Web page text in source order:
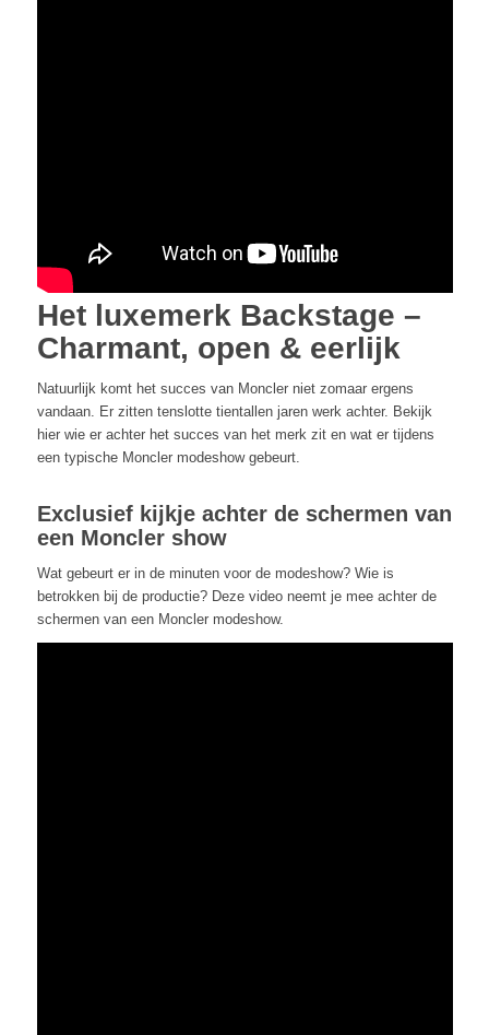
Het luxemerk Backstage –
Charmant, open & eerlijk
Natuurlijk komt het succes van Moncler niet zomaar ergens
vandaan. Er zitten tenslotte tientallen jaren werk achter. Bekijk
hier wie er achter het succes van het merk zit en wat er tijdens
een typische Moncler modeshow gebeurt.
Exclusief kijkje achter de schermen van
een Moncler show
Wat gebeurt er in de minuten voor de modeshow? Wie is
betrokken bij de productie? Deze video neemt je mee achter de
schermen van een Moncler modeshow.